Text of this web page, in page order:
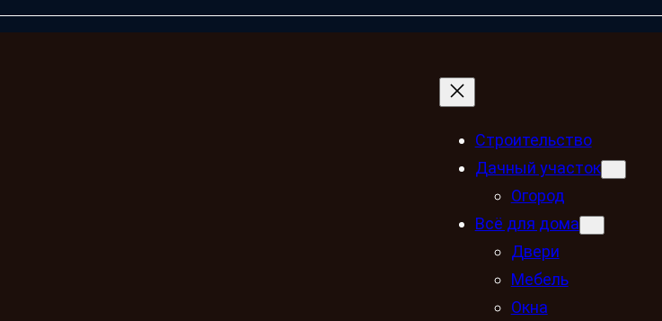
Строительство
Дачный участок
Огород
Всё для дома
Двери
Мебель
Окна